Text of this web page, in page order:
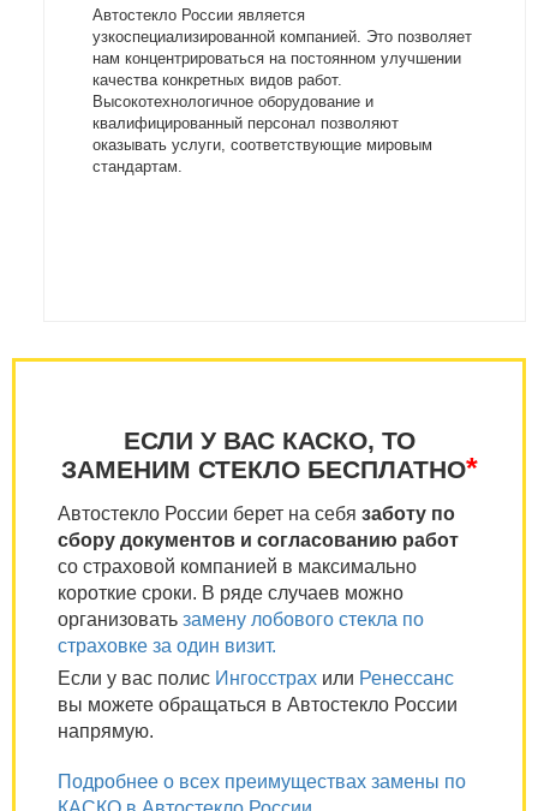
Автостекло России является
узкоспециализированной компанией. Это позволяет
нам концентрироваться на постоянном улучшении
качества конкретных видов работ.
Высокотехнологичное оборудование и
квалифицированный персонал позволяют
оказывать услуги, соответствующие мировым
стандартам.
ЕСЛИ У ВАС КАСКО, ТО
ЗАМЕНИМ СТЕКЛО БЕСПЛАТНО*
Автостекло России берет на себя заботу по
сбору документов и согласованию работ
со страховой компанией в максимально
короткие сроки. В ряде случаев можно
организовать замену лобового стекла по
страховке за один визит.
Если у вас полис Ингосстрах или Ренессанс
вы можете обращаться в Автостекло России
напрямую.
Подробнее о всех преимуществах замены по